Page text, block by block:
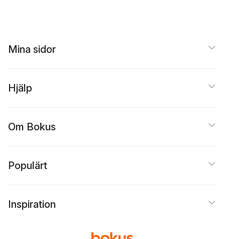
Mina sidor
Hjälp
Om Bokus
Populärt
Inspiration